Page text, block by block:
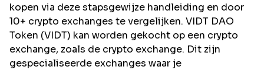
kopen via deze stapsgewijze handleiding en door
10+ crypto exchanges te vergelijken. VIDT DAO
Token (VIDT) kan worden gekocht op een crypto
exchange, zoals de crypto exchange. Dit zijn
gespecialiseerde exchanges waar je